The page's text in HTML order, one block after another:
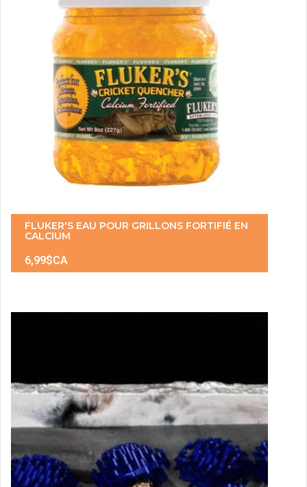
FLUKER'S EAU POUR GRILLONS FORTIFIÉ EN
CALCIUM
6,99$CA